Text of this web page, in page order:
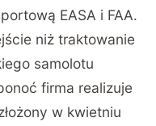
EASA i FAA.
niż traktowanie
samolotu
firma realizuje
w kwietniu